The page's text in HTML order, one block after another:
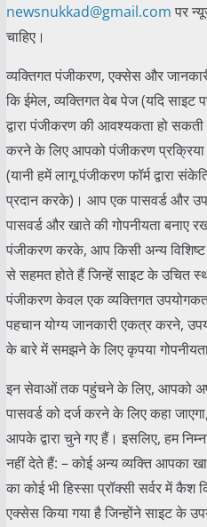
newsnukkad@gmail.com पर
चाहिए।
व्यक्तिगत पंजीकरण, एक्सेस और
कि ईमेल, व्यक्तिगत वेब पेज (यदि
द्वारा पंजीकरण की आवश्यकता हो
करने के लिए आपको पंजीकरण प्रक्रिया
(यानी हमें लागू पंजीकरण फॉर्म द्वारा
प्रदान करके)। आप एक पासवर्ड और
पासवर्ड और खाते की गोपनीयता बनाए
पंजीकरण करके, आप किसी अन्य विशिष्ट
से सहमत होते हैं जिन्हें साइट के उचित
पंजीकरण केवल एक व्यक्तिगत
पहचान योग्य जानकारी एकत्र करने,
के बारे में समझने के लिए कृपया
इन सेवाओं तक पहुंचने के लिए, आपको
पासवर्ड को दर्ज करने के लिए कहा
आपके द्वारा चुने गए हैं। इसलिए, हम
नहीं देते हैं: – कोई अन्य व्यक्ति आपका
का कोई भी हिस्सा प्रॉक्सी सर्वर में कैश
एक्सेस किया गया है जिन्होंने साइट के